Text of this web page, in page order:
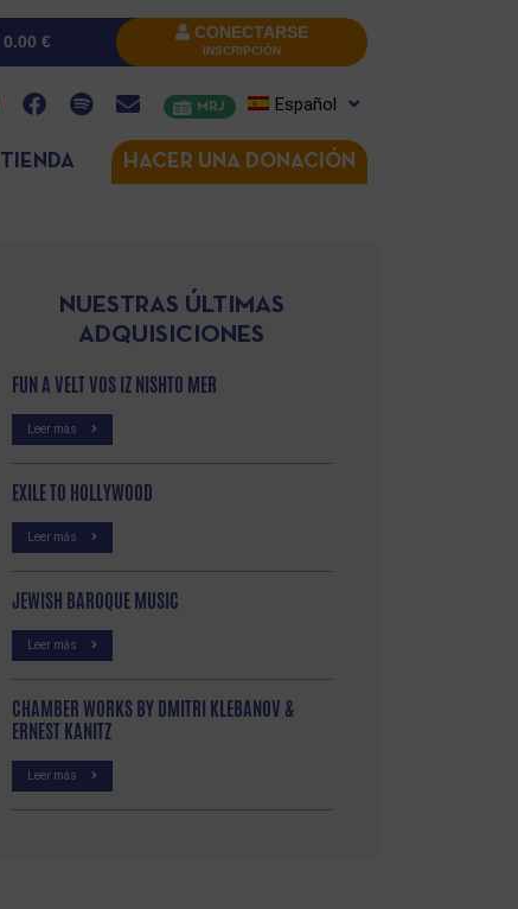
0.00 € CONECTARSE
INSCRIPCIÓN
MRJ Español
TIENDA HACER UNA DONACIÓN
NUESTRAS ÚLTIMAS
ADQUISICIONES
FUN A VELT VOS IZ NISHTO MER
Leer más
EXILE TO HOLLYWOOD
Leer más
JEWISH BAROQUE MUSIC
Leer más
CHAMBER WORKS BY DMITRI KLEBANOV &
ERNEST KANITZ
Leer más